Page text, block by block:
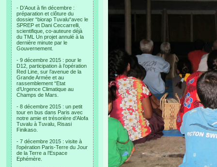
- D’Aout à fin décembre :
préparation et clôture du
dossier “biorap Tuvalu“avec le
SPREP et Dani Ceccarrelli,
scientifique, co-auteure déjà
du TML Un projet annulé à la
dernière minute par le
Gouvernement.
- 9 décembre 2015 : pour le
D12, participation à l’opération
Red Line, sur l’avenue de la
Grande Armée et au
rassemblement “Etat
d’Urgence Climatique au
Champs de Mars.
- 8 décembre 2015 : un petit
tour en bus dans Paris avec
notre amie et trésorière d’Alofa
Tuvalu à Tuvalu, Risasi
Finikaso.
- 7 décembre 2015 : visite à
l’opération Paris-Terre du Jour
de la Terre a l’Espace
Ephémère.